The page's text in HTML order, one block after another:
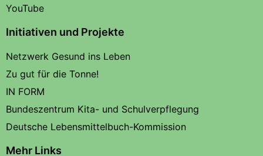
YouTube
Initiativen und Projekte
Netzwerk Gesund ins Leben
Zu gut für die Tonne!
IN FORM
Bundeszentrum Kita- und Schulverpflegung
Deutsche Lebensmittelbuch-Kommission
Mehr Links